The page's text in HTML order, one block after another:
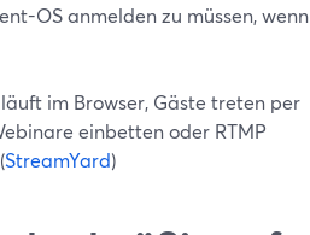
OS anmelden zu müssen, wenn
im Browser, Gäste treten per
einbetten oder RTMP
StreamYard)